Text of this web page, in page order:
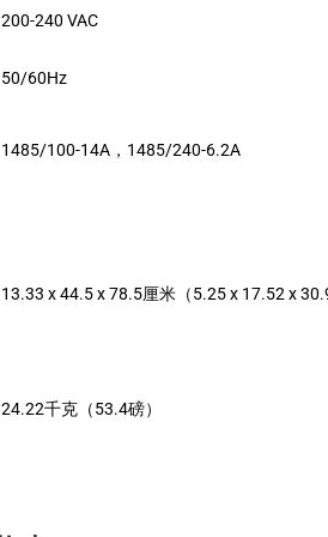
200-240 VAC
50/60Hz
1485/100-14A，1485/240-6.2A
13.33 x 44.5 x 78.5厘米（5.25 x 17.52 x
24.22千克（53.4磅）